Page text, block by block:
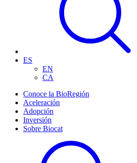
ES
EN
CA
Conoce la BioRegión
Aceleración
Adopción
Inversión
Sobre Biocat